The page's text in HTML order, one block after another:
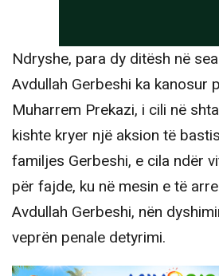
Ndryshe, para dy ditësh në
Avdullah Gerbeshi ka kanosur
Muharrem Prekazi, i cili në
kishte kryer një aksion të
familjes Gerbeshi, e cila ndër
për fajde, ku në mesin e të
Avdullah Gerbeshi, nën
veprën penale detyrimi.